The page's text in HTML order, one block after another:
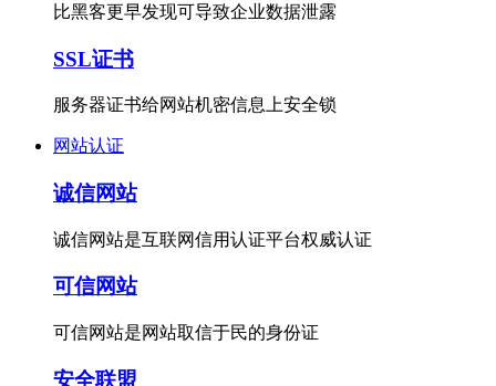
比黑客更早发现可导致企业数据泄露
SSL证书
服务器证书给网站机密信息上安全锁
网站认证
诚信网站
诚信网站是互联网信用认证平台权威认证
可信网站
可信网站是网站取信于民的身份证
安全联盟